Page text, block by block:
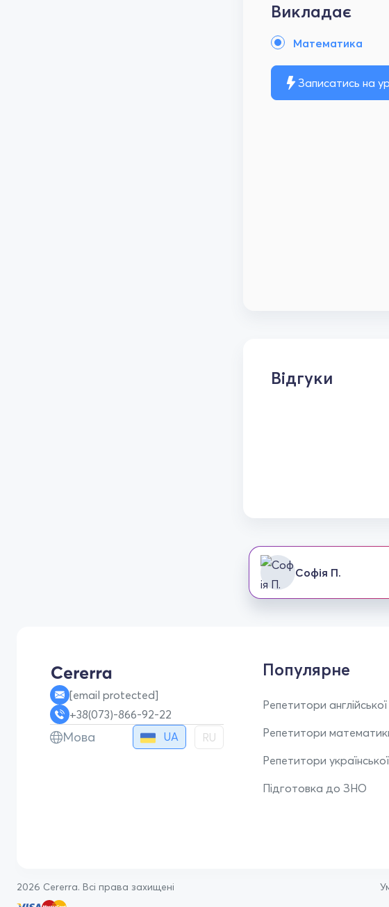
Викладає
Математика
Записатись на
Відгуки
Софія П.
[email protected]
+38(073)-866-92-22
Мова UA RU
Популярне
Репетитори англійської
Репетитори
Репетитори
Підготовка до ЗНО
2026 Cererra. Всі права захищені